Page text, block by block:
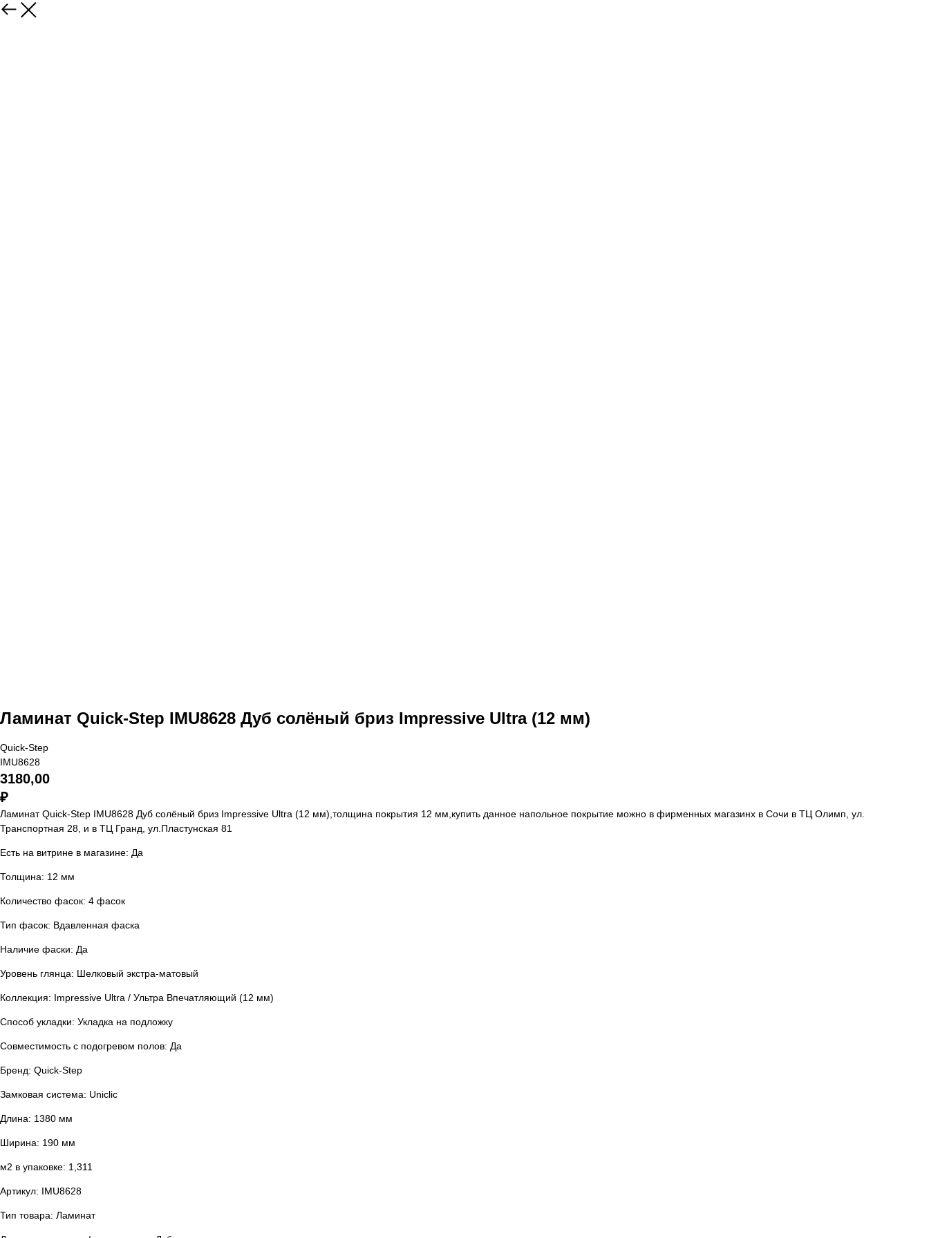
Ламинат Quick-Step IMU8628 Дуб солёный бриз Impressive Ultra (12 мм)
Quick-Step
IMU8628
3180,00
₽
Ламинат Quick-Step IMU8628 Дуб солёный бриз Impressive Ultra (12 мм),толщина покрытия 12 мм,купить данное напольное покрытие можно в фирменных магазинх в Сочи в ТЦ Олимп, ул.
Транспортная 28, и в ТЦ Гранд, ул.Пластунская 81
Есть на витрине в магазине: Да
Толщина: 12 мм
Количество фасок: 4 фасок
Тип фасок: Вдавленная фаска
Наличие фаски: Да
Уровень глянца: Шелковый экстра-матовый
Коллекция: Impressive Ultra / Ультра Впечатляющий (12 мм)
Способ укладки: Укладка на подложку
Совместимость с подогревом полов: Да
Бренд: Quick-Step
Замковая система: Uniclic
Длина: 1380 мм
Ширина: 190 мм
м2 в упаковке: 1,311
Артикул: IMU8628
Тип товара: Ламинат